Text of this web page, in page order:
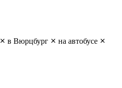
в Вюрцбург
на автобусе